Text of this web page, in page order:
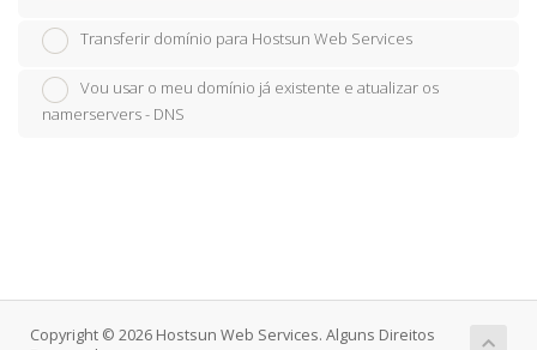
Transferir domínio para Hostsun Web Services
Vou usar o meu domínio já existente e atualizar os
namerservers - DNS
Copyright © 2026 Hostsun Web Services. Alguns Direitos